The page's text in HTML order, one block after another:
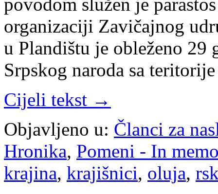
povodom služen je
organizaciji Zavičajnog
u Plandištu je obleženo 29
Srpskog naroda sa
Cijeli tekst →
Objavljeno u: Članci za
Hronika, Pomeni - In
krajina, krajišnici, oluja,